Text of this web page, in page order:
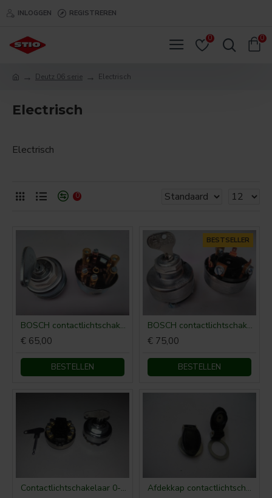
INLOGGEN REGISTREREN
0 0
Deutz 06 serie Electrisch
Electrisch
Electrisch
0
BOSCH contactlichtschakelaar schroefverbinding 0-1-2
€ 65,00
BESTELLEN
BESTSELLER
BOSCH contactlichtschakelaar steek/schroefverbinding P-0-1-2-3
€ 75,00
BESTELLEN
Contactlichtschakelaar 0-1-2-3 Afdekkap contactlichtschakelaar